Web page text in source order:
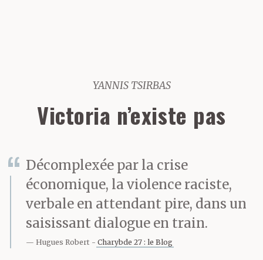
YANNIS TSIRBAS
Victoria n’existe pas
Décomplexée par la crise
économique, la violence raciste,
verbale en attendant pire, dans un
saisissant dialogue en train.
Hugues Robert Charybde 27 : le Blog